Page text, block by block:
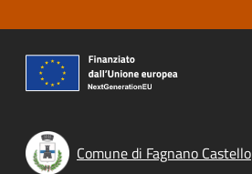
Comune di Fagnano Castello